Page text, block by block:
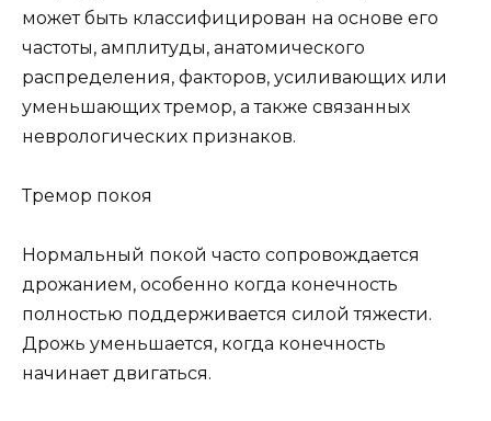
может быть классифицирован на основе его
частоты, амплитуды, анатомического
распределения, факторов, усиливающих или
уменьшающих тремор, а также связанных
неврологических признаков.
Тремор покоя
Нормальный покой часто сопровождается
дрожанием, особенно когда конечность
полностью поддерживается силой тяжести.
Дрожь уменьшается, когда конечность
начинает двигаться.